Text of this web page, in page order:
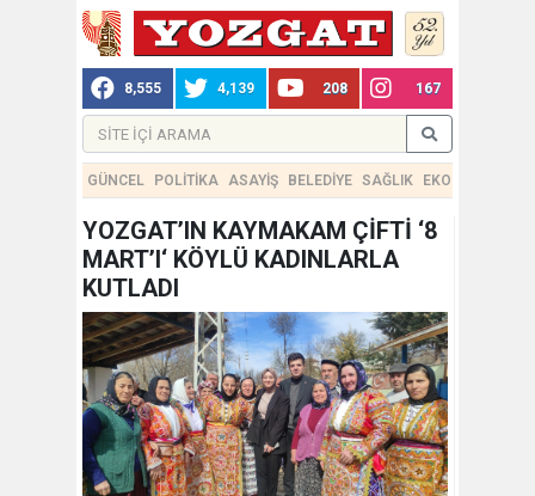
8,555 4,139 208 167
GÜNCEL POLİTİKA ASAYİŞ BELEDİYE SAĞLIK EKONOMİ
YOZGAT’IN KAYMAKAM ÇİFTİ ‘8
MART’I‘ KÖYLÜ KADINLARLA
KUTLADI